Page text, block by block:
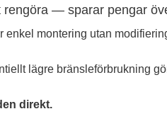
— sparar pengar
enkel montering utan
lägre bränsleförbrukning
direkt.